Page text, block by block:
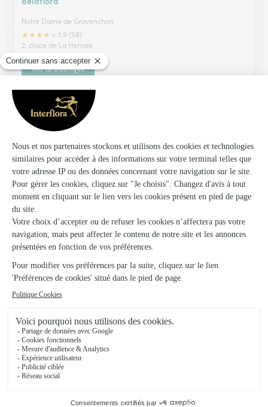
Notre Dame de Gravenchon
★★★★
3.9 (58)
2, place de La Hetraie
Voir la boutique
La Fleur des Champs
Fecamp
★★★★★ 4.4 (47)
8, rue Jacques Huet
Voir la boutique